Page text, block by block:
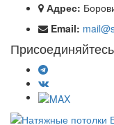
Адрес:
Email:
Присоединяйтесь